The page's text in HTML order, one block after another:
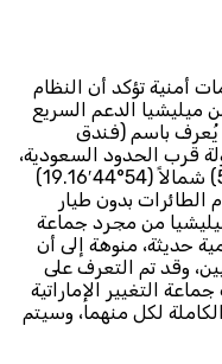
تؤكد أن النظام
300 عنصر من ميليشيا الدعم السريع
باسم (فندق
الحدود السعودية،
على الإحداثيات الدقيقة: (24°21′59.22) شمالاً (54°44′19.16)
بدون طيار
من مجرد جماعة
منوهة إلى أن
وقد تم التعرف على
التغيير الإماراتية
لكل منهما، وسيتم